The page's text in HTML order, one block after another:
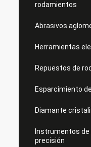
rodamientos
Abrasivos
Herramientas
Repuestos de
Esparcimiento
Diamante
Instrumentos de
precisión